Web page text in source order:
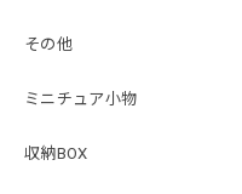
その他
ミニチュア小物
収納BOX